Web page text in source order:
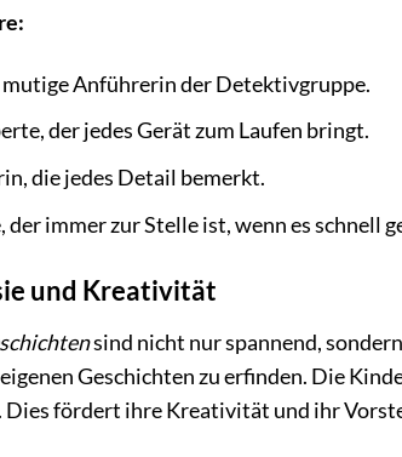
mutige Anführerin der Detektivgruppe.
der jedes Gerät zum Laufen bringt.
die jedes Detail bemerkt.
immer zur Stelle ist, wenn es schnell
und Kreativität
sind nicht nur spannend,
Geschichten zu erfinden. Die
Dies fördert ihre Kreativität und ihr